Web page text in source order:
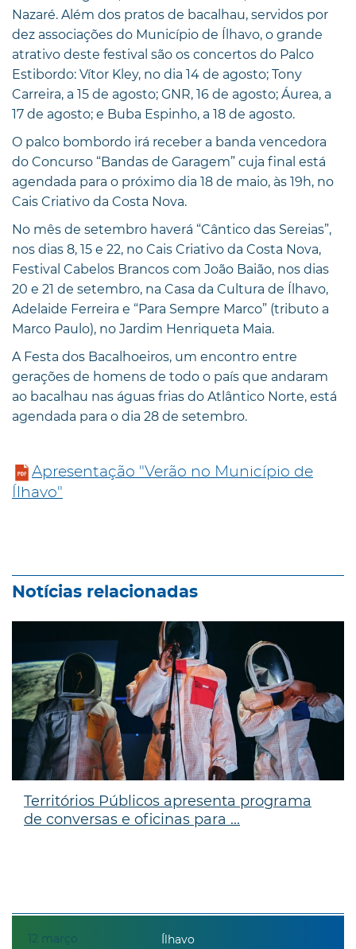
Nazaré. Além dos pratos de bacalhau, servidos por
dez associações do Município de Ílhavo, o grande
atrativo deste festival são os concertos do Palco
Estibordo: Vítor Kley, no dia 14 de agosto; Tony
Carreira, a 15 de agosto; GNR, 16 de agosto; Áurea, a
17 de agosto; e Buba Espinho, a 18 de agosto.
O palco bombordo irá receber a banda vencedora
do Concurso “Bandas de Garagem” cuja final está
agendada para o próximo dia 18 de maio, às 19h, no
Cais Criativo da Costa Nova.
No mês de setembro haverá “Cântico das Sereias”,
nos dias 8, 15 e 22, no Cais Criativo da Costa Nova,
Festival Cabelos Brancos com João Baião, nos dias
20 e 21 de setembro, na Casa da Cultura de Ílhavo,
Adelaide Ferreira e “Para Sempre Marco” (tributo a
Marco Paulo), no Jardim Henriqueta Maia.
A Festa dos Bacalhoeiros, um encontro entre
gerações de homens de todo o país que andaram
ao bacalhau nas águas frias do Atlântico Norte, está
agendada para o dia 28 de setembro.
Apresentação "Verão no Município de
Ílhavo"
Notícias relacionadas
12 março
Territórios Públicos apresenta programa
de conversas e oficinas para ...
Ílhavo